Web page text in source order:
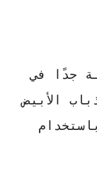
جدًا في
الأبيض